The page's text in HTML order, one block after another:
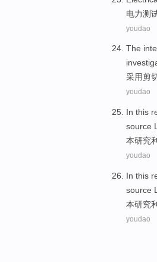
电力测
youdao
The
采用剪
youdao
In this
source
本研究
youdao
In this
source
本研究
youdao